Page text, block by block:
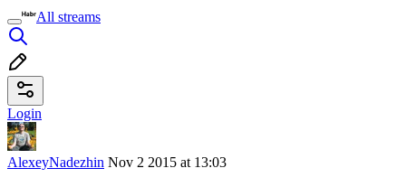
All streams
Login
AlexeyNadezhin Nov 2 2015 at 13:03